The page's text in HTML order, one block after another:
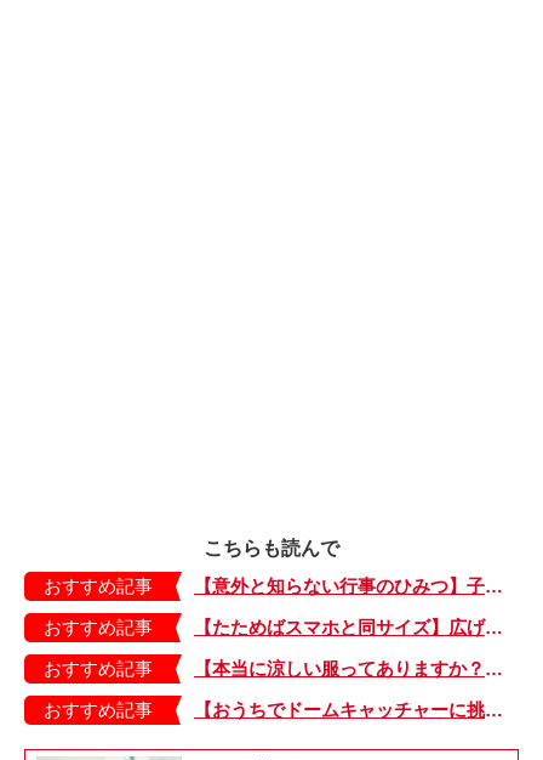
こちらも読んで
おすすめ記事
【意外と知らない行事のひみつ】子どもにはどう伝える？「お盆」って何だろう？
おすすめ記事
【たためばスマホと同サイズ】広げるとビビッドでジューシーな柄が目を引くコンパクトな「扇子」
おすすめ記事
【本当に涼しい服ってありますか？】夏素材の代表「リネン」で夏らしいおしゃれを♪「ワンピース」「パンツ」「スカート」「シャツ」の気になるアイテムはコレ！
おすすめ記事
【おうちでドームキャッチャーに挑戦だ】アンパンマン わくわくドームキャッチャー